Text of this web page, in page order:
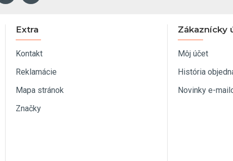
Extra
Kontakt
Reklamácie
Mapa stránok
Značky
Zákaznícky
Môj účet
História
Novinky e-